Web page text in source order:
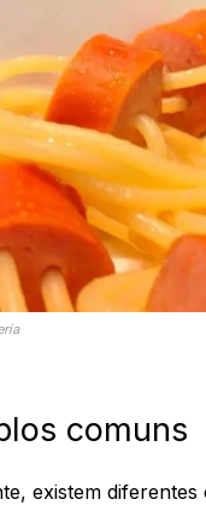
comuns
existem